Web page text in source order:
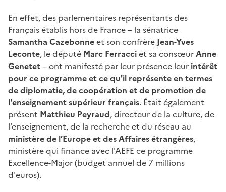
En effet, des parlementaires représentants des
Français établis hors de France – la sénatrice
Samantha Cazebonneet son confrère Jean-Yves
Leconte, le député Marc Ferracciet sa consœurAnne
Genetet– ont manifesté par leur présence leur intérêt
pour ce programme et ce qu'il représente en termes
de diplomatie, de coopération et de promotion de
l'enseignement supérieur français. Était également
présent Matthieu Peyraud,directeur de la culture, de
l‘enseignement, de la recherche et du réseau au
ministère de l’Europe et des Affaires étrangères,
ministère qui finance avec l'AEFE ce programme
Excellence-Major (budget annuel de 7 millions
d'euros).